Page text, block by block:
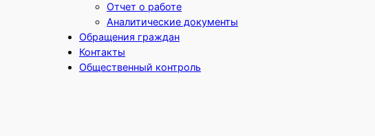
Отчет о работе
Аналитические документы
Обращения граждан
Контакты
Общественный контроль